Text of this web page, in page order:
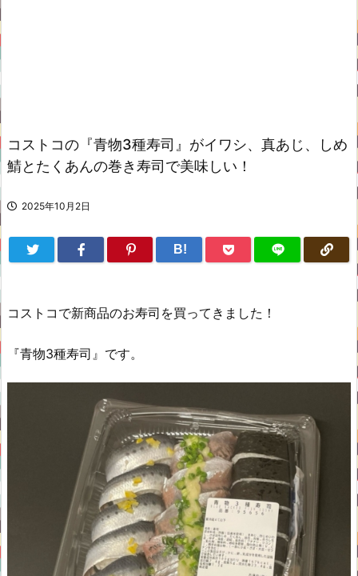
コストコの『青物3種寿司』がイワシ、真あじ、しめ
鯖とたくあんの巻き寿司で美味しい！
2025年10月2日
B!
コストコで新商品のお寿司を買ってきました！
『青物3種寿司』です。